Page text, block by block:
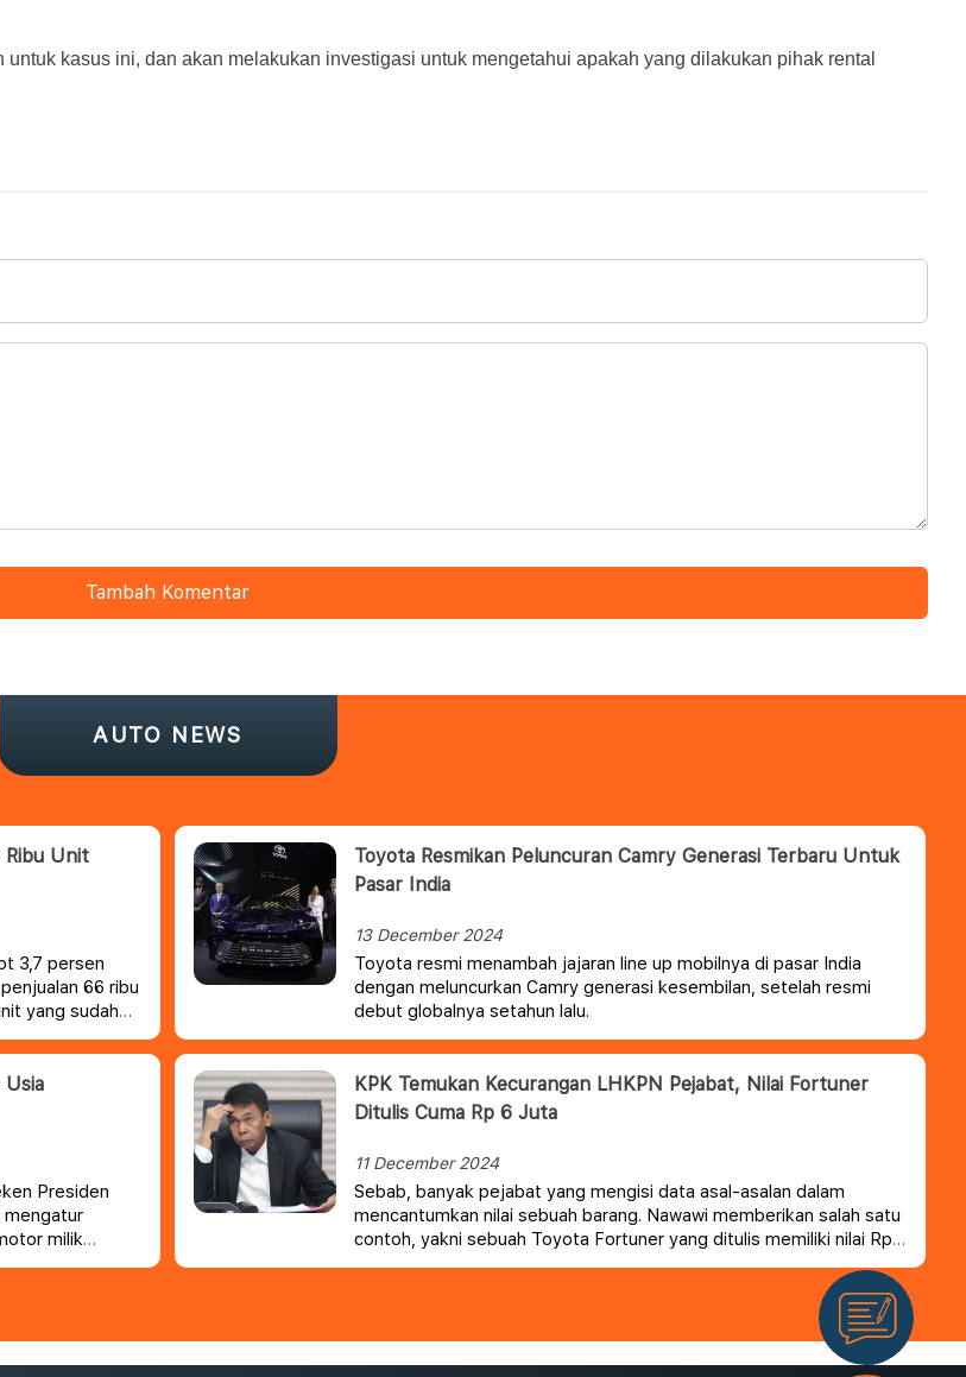
kasus ini, dan akan melakukan investigasi untuk mengetahui apakah yang dilakukan pihak rental
Tambah Komentar
AUTO NEWS
Ribu Unit
3,7 persen
66 ribu
yang sudah
Indonesia
Toyota Resmikan Peluncuran Camry Generasi Terbaru Untuk
Pasar India
13 December 2024
Toyota resmi menambah jajaran line up mobilnya di pasar India
dengan meluncurkan Camry generasi kesembilan, setelah resmi
debut globalnya setahun lalu.
Presiden
mengatur
milik
KPK Temukan Kecurangan LHKPN Pejabat, Nilai Fortuner
Ditulis Cuma Rp 6 Juta
11 December 2024
Sebab, banyak pejabat yang mengisi data asal-asalan dalam
mencantumkan nilai sebuah barang. Nawawi memberikan salah satu
contoh, yakni sebuah Toyota Fortuner yang ditulis memiliki nilai Rp6
juta.Padahal, mobil tersebut memiliki harga hingga ratusan juta
rupiah, bahkan kondisi bekasnya masih memiliki harga tinggi.